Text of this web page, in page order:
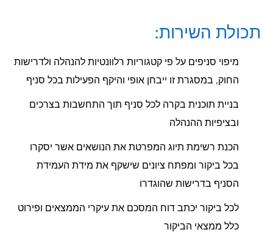
תכולת השירות:
מיפוי סניפים על פי קטגוריות רלוונטיות להנהלה ולדרישות
החוק, במסגרת זו ייבחן אופי והיקף הפעילות בכל סניף
בניית תוכנית בקרה לכל סניף תוך התחשבות בצרכים
ובציפיות ההנהלה
הכנת רשימת תיוג המפרטת את הנושאים אשר יסקרו
בכל ביקור ומפתח ציונים שישקף את מידת העמידת
הסניף בדרישות שהוגדרו
לכל ביקור יכתב דוח המסכם את עיקרי הממצאים ופירוט
כלל ממצאי הביקור